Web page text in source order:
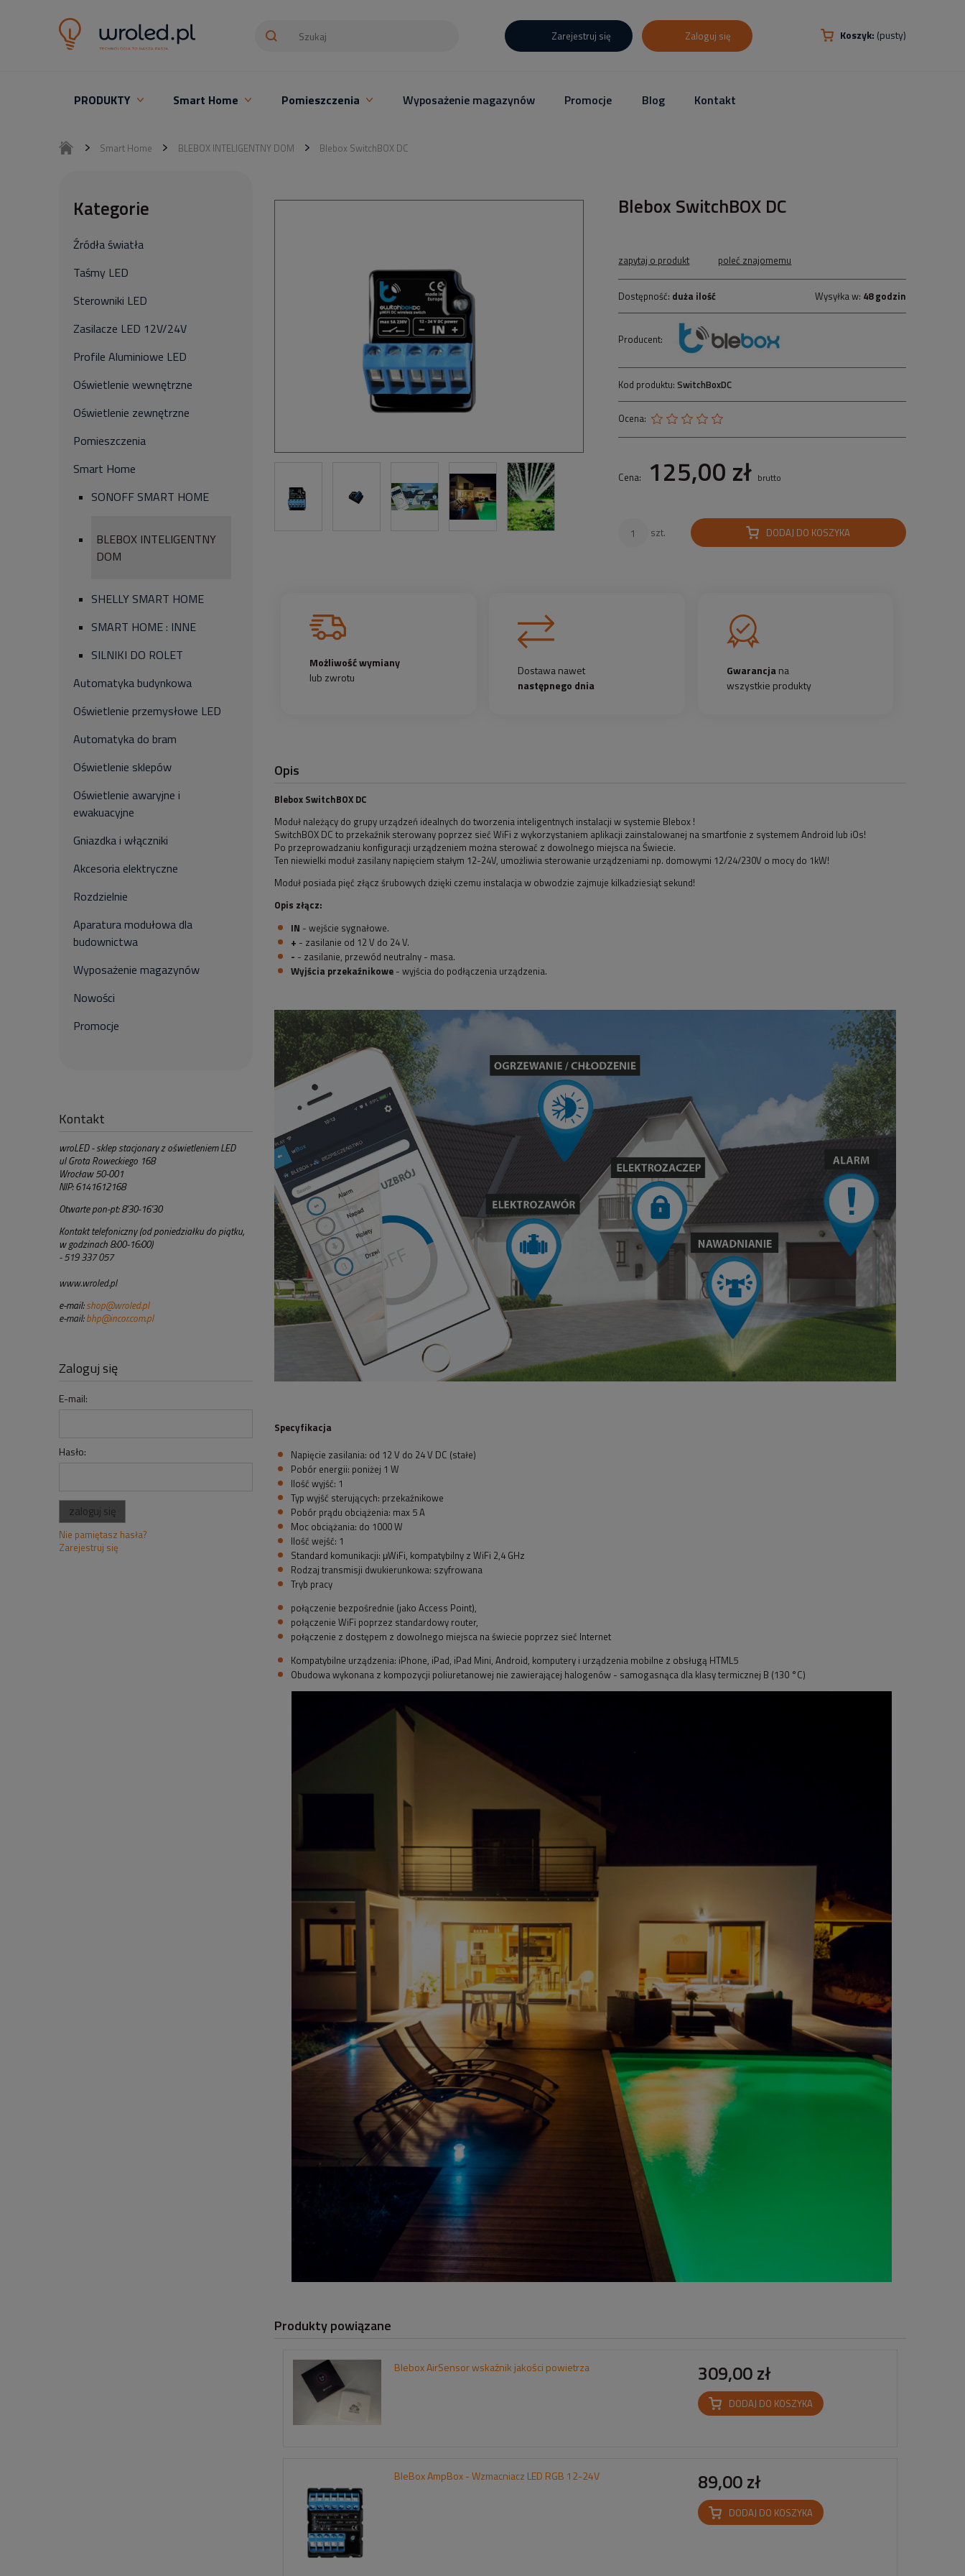
Koszyk: (pusty)
Zarejestruj się Zaloguj się
PRODUKTY Smart Home Pomieszczenia Wyposażenie magazynów Promocje Blog Kontakt
Smart Home BLEBOX INTELIGENTNY DOM Blebox SwitchBOX DC
Kategorie
Źródła światła
Taśmy LED
Sterowniki LED
Zasilacze LED 12V/24V
Profile Aluminiowe LED
Oświetlenie wewnętrzne
Oświetlenie zewnętrzne
Pomieszczenia
Smart Home
SONOFF SMART HOME
BLEBOX INTELIGENTNY
DOM
SHELLY SMART HOME
SMART HOME : INNE
SILNIKI DO ROLET
Automatyka budynkowa
Oświetlenie przemysłowe LED
Automatyka do bram
Oświetlenie sklepów
Oświetlenie awaryjne i
ewakuacyjne
Gniazdka i włączniki
Akcesoria elektryczne
Rozdzielnie
Aparatura modułowa dla
budownictwa
Wyposażenie magazynów
Nowości
Promocje
Kontakt
wroLED - sklep stacjonary z oświetleniem LED
ul Grota Roweckiego 168
Wrocław 50-001
NIP: 6141612168
Otwarte pon-pt: 8'30-16'30
Kontakt telefoniczny (od poniedziałku do piątku,
w godzinach 8:00-16:00)
- 519 337 057
www.wroled.pl
e-mail: shop@wroled.pl
e-mail:bhp@incor.com.pl
Zaloguj się
E-mail:
Hasło:
zaloguj się
Nie pamiętasz hasła?
Zarejestruj się
Blebox SwitchBOX DC
zapytaj o produkt poleć znajomemu
Dostępność: duża ilość Wysyłka w: 48 godzin
Producent:
Kod produktu: SwitchBoxDC
Ocena:
Cena: 125,00 zł brutto
szt. DODAJ DO KOSZYKA
Możliwość wymiany
lub zwrotu
Dostawa nawet
następnego dnia
Gwarancjana
wszystkie produkty
Opis
Blebox SwitchBOX DC
Moduł należący do grupy urządzeń idealnych do tworzenia inteligentnych instalacji w systemie Blebox !
SwitchBOX DC to przekaźnik sterowany poprzez sieć WiFi z wykorzystaniem aplikacji zainstalowanej na smartfonie z systemem Android lub iOs!
Po przeprowadzaniu konfiguracji urządzeniem można sterować z dowolnego miejsca na Świecie.
Ten niewielki moduł zasilany napięciem stałym 12-24V, umożliwia sterowanie urządzeniami np. domowymi 12/24/230V o mocy do 1kW!
Moduł posiada pięć złącz śrubowych dzięki czemu instalacja w obwodzie zajmuje kilkadziesiąt sekund!
Opis złącz:
IN - wejście sygnałowe.
+ - zasilanie od 12 V do 24 V.
- - zasilanie, przewód neutralny - masa.
Wyjścia przekaźnikowe - wyjścia do podłączenia urządzenia.
Specyfikacja
Napięcie zasilania: od 12 V do 24 V DC (stałe)
Pobór energii: poniżej 1 W
Ilość wyjść: 1
Typ wyjść sterujących: przekaźnikowe
Pobór prądu obciążenia: max 5 A
Moc obciążania: do 1000 W
Ilość wejść: 1
Standard komunikacji: μWiFi, kompatybilny z WiFi 2,4 GHz
Rodzaj transmisji dwukierunkowa: szyfrowana
Tryb pracy
połączenie bezpośrednie (jako Access Point),
połączenie WiFi poprzez standardowy router,
połączenie z dostępem z dowolnego miejsca na świecie poprzez sieć Internet
Kompatybilne urządzenia: iPhone, iPad, iPad Mini, Android, komputery i urządzenia mobilne z obsługą HTML5
Obudowa wykonana z kompozycji poliuretanowej nie zawierającej halogenów - samogasnąca dla klasy termicznej B (130 °C)
Produkty powiązane
Blebox AirSensor wskaźnik jakości powietrza 309,00 zł
DODAJ DO KOSZYKA
BleBox AmpBox - Wzmacniacz LED RGB 12-24V 89,00 zł
DODAJ DO KOSZYKA